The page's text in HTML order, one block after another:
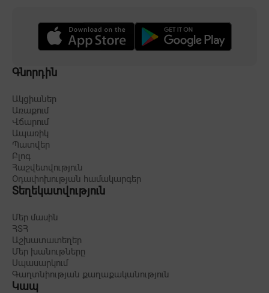
Գնորդին
Ակցիաներ
Առաքում
Վճարում
Ապառիկ
Պատվեր
Բլոգ
Հաշվետվություն
Օդափոխության համակարգեր
Տեղեկատվություն
Մեր մասին
ՀՏՀ
Աշխատատեղեր
Մեր խանութները
Սպասարկում
Գաղտնիության քաղաքականություն
Կապ